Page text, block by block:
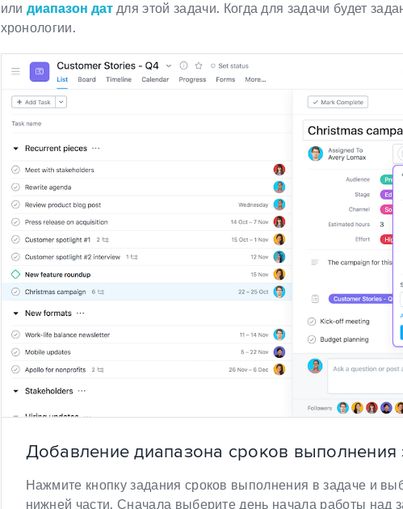
или диапазон датдля этой задачи. Когда для задачи будет
хронологии.
Добавление диапазона сроков выполнения
Нажмите кнопку задания сроков выполнения в задаче и
нижней части. Сначала выберите день начала работы над